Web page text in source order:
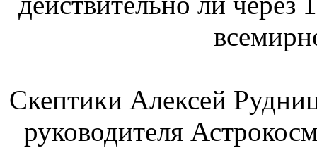
Скептики Алексей
руководителя